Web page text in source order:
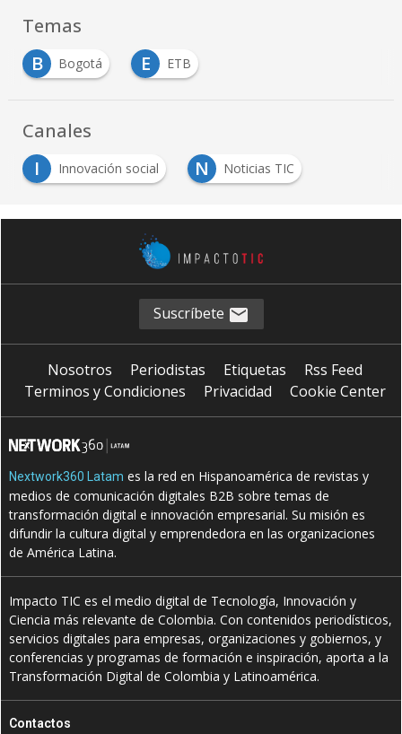
Temas
B
Bogotá E ETB
Canales
I
Innovación social N Noticias TIC
Suscríbete
Nosotros Periodistas Etiquetas
Rss Feed
Terminos y Condiciones
Privacidad Cookie Center
Nextwork360 Latam es la red en Hispanoamérica de revistas y
medios de comunicación digitales B2B sobre temas de
transformación digital e innovación empresarial. Su misión es
difundir la cultura digital y emprendedora en las organizaciones
de América Latina.
Impacto TIC es el medio digital de Tecnología, Innovación y
Ciencia más relevante de Colombia. Con contenidos periodísticos,
servicios digitales para empresas, organizaciones y gobiernos, y
conferencias y programas de formación e inspiración, aporta a la
Transformación Digital de Colombia y Latinoamérica.
Contactos